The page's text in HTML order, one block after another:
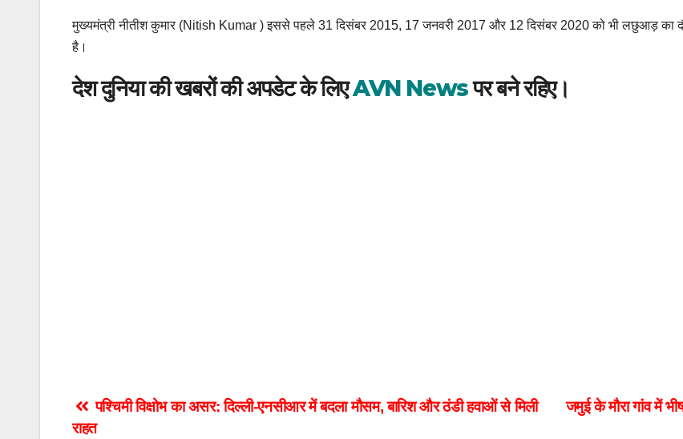
मुख्यमंत्री नीतीश कुमार (Nitish Kumar ) इससे पहले 31 दिसंबर 2015, 17 जनवरी 2017 और 12 दिसंबर 2020 को भी लछुआड़ का
है।
देश दुनिया की खबरों की अपडेट के लिएAVN Newsपर बने रहिए।
Post
जमुई के मौरा गांव में
पश्चिमी विक्षोभ का असर: दिल्ली-एनसीआर में बदला मौसम, बारिश और ठंडी हवाओं से मिली
राहत